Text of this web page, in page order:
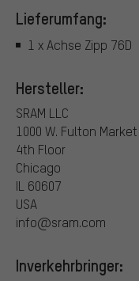
Lieferumfang:
1 x Achse Zipp 76D
Hersteller:
SRAM LLC
1000 W. Fulton Market
4th Floor
Chicago
IL 60607
USA
info@sram.com
Inverkehrbringer: